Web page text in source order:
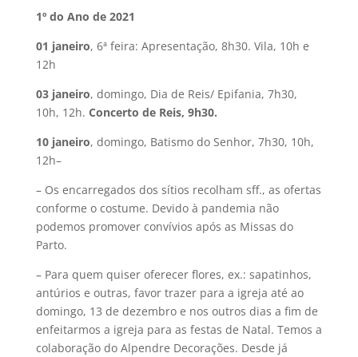
1º do Ano de 2021
01 janeiro, 6ª feira: Apresentação, 8h30. Vila, 10h e
12h
03 janeiro, domingo, Dia de Reis/ Epifania, 7h30,
10h, 12h. Concerto de Reis, 9h30.
10 janeiro, domingo, Batismo do Senhor, 7h30, 10h,
12h–
– Os encarregados dos sítios recolham sff., as ofertas
conforme o costume. Devido à pandemia não
podemos promover convívios após as Missas do
Parto.
– Para quem quiser oferecer flores, ex.: sapatinhos,
antúrios e outras, favor trazer para a igreja até ao
domingo, 13 de dezembro e nos outros dias a fim de
enfeitarmos a igreja para as festas de Natal. Temos a
colaboração do Alpendre Decorações. Desde já